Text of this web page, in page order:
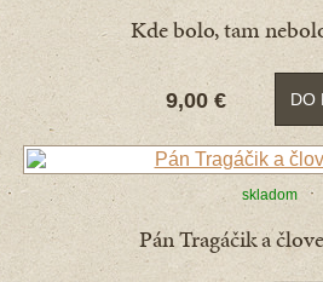
Kde bolo, tam
9,00 € DO
skladom
Pán Tragáčik a